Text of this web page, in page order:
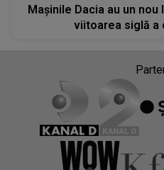
Mașinile Dacia au un
viitoarea siglă a